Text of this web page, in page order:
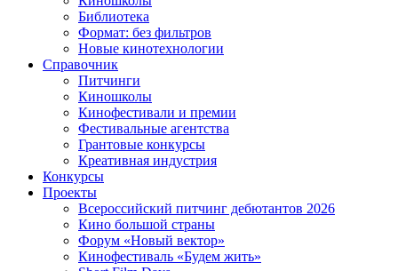
Библиотека
Формат: без фильтров
Новые кинотехнологии
Справочник
Питчинги
Киношколы
Кинофестивали и премии
Фестивальные агентства
Грантовые конкурсы
Креативная индустрия
Конкурсы
Проекты
Всероссийский питчинг дебютантов 2026
Кино большой страны
Форум «Новый вектор»
Кинофестиваль «Будем жить»